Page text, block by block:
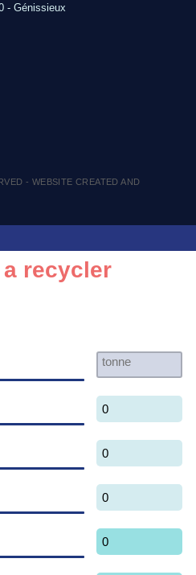
- Génissieux
- WEBSITE CREATED AND
a recycler
0
0
0
0